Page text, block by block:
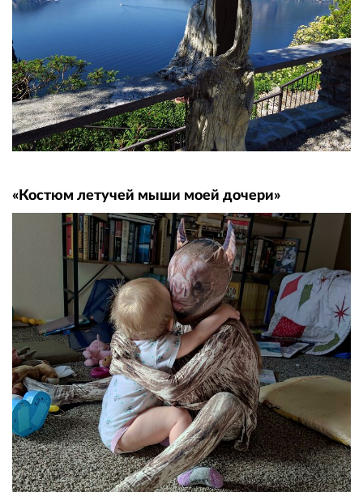
«Костюм летучей мыши моей дочери»